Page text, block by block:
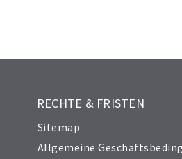
RECHTE & FRISTEN
Sitemap
Allgemeine